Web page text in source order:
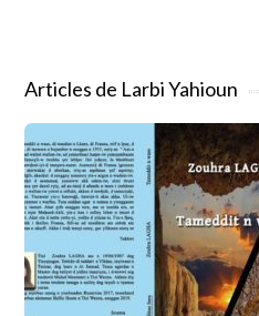
Articles de Larbi Yahioun